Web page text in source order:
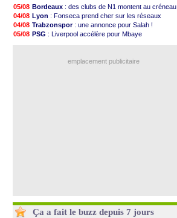
05/08 Atletico: le plan d'Alvarez à son retour
05/08 Amical: premier succès pour Brest
05/08 VIDEO: le joli but de Greenwood avec le Fener !
05/08 CdM 2030: une promesse d'Infantino au Maroc ...
05/08 PSG : la compo pour le premier match amical
: l'OM domine Al-Shahaniya
05/08 Bordeaux : des clubs de N1 montent au créneau
04/08 Lyon : Fonseca prend cher sur les réseaux
04/08 Trabzonspor : une annonce pour Salah !
05/08 PSG : Liverpool accélère pour Mbaye
emplacement publicitaire
Ça a fait le buzz depuis 7 jours